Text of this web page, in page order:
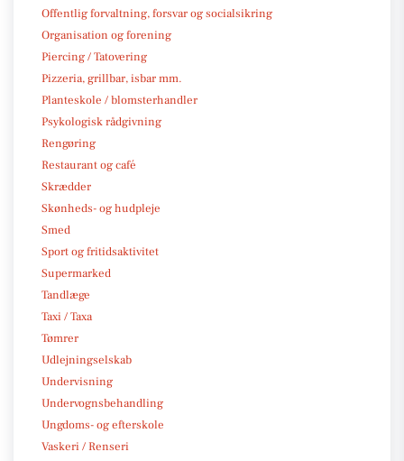
Offentlig forvaltning, forsvar og socialsikring
Organisation og forening
Piercing / Tatovering
Pizzeria, grillbar, isbar mm.
Planteskole / blomsterhandler
Psykologisk rådgivning
Rengøring
Restaurant og café
Skrædder
Skønheds- og hudpleje
Smed
Sport og fritidsaktivitet
Supermarked
Tandlæge
Taxi / Taxa
Tømrer
Udlejningselskab
Undervisning
Undervognsbehandling
Ungdoms- og efterskole
Vaskeri / Renseri